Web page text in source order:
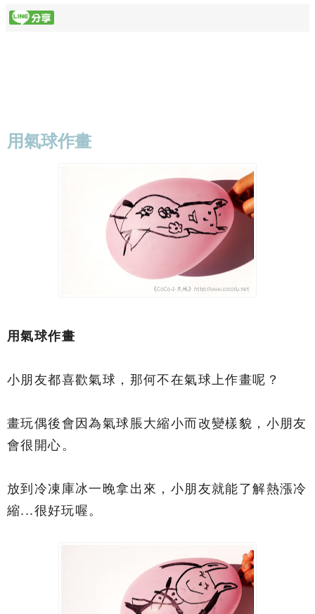
用氣球作畫
用氣球作畫
小朋友都喜歡氣球，那何不在氣球上作畫呢？
畫玩偶後會因為氣球脹大縮小而改變樣貌，小朋友
會很開心。
放到冷凍庫冰一晚拿出來，小朋友就能了解熱漲冷
縮...很好玩喔。